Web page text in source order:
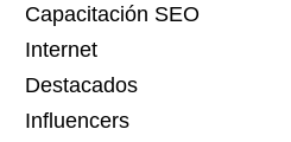
Capacitación SEO
Internet
Destacados
Influencers